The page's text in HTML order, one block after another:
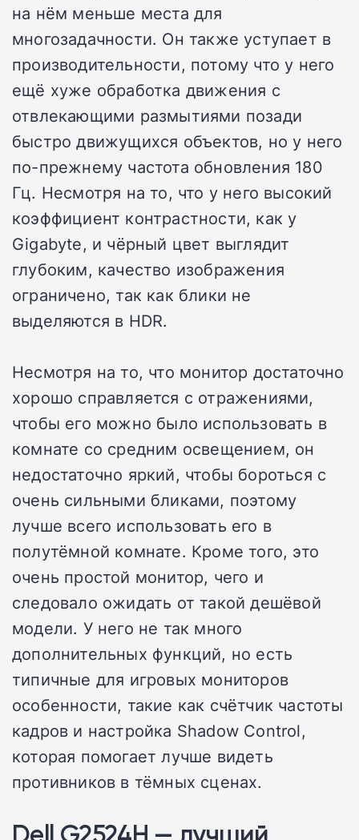
на нём меньше места для
многозадачности. Он также уступает в
производительности, потому что у него
ещё хуже обработка движения с
отвлекающими размытиями позади
быстро движущихся объектов, но у него
по-прежнему частота обновления 180
Гц. Несмотря на то, что у него высокий
коэффициент контрастности, как у
Gigabyte, и чёрный цвет выглядит
глубоким, качество изображения
ограничено, так как блики не
выделяются в HDR.
Несмотря на то, что монитор достаточно
хорошо справляется с отражениями,
чтобы его можно было использовать в
комнате со средним освещением, он
недостаточно яркий, чтобы бороться с
очень сильными бликами, поэтому
лучше всего использовать его в
полутёмной комнате. Кроме того, это
очень простой монитор, чего и
следовало ожидать от такой дешёвой
модели. У него не так много
дополнительных функций, но есть
типичные для игровых мониторов
особенности, такие как счётчик частоты
кадров и настройка Shadow Control,
которая помогает лучше видеть
противников в тёмных сценах.